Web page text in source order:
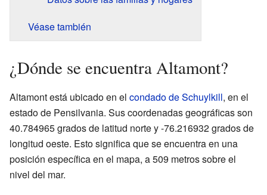
Véase también
¿Dónde se encuentra Altamont?
Altamont está ubicado en el condado de Schuylkill, en el
estado de Pensilvania. Sus coordenadas geográficas son
40.784965 grados de latitud norte y -76.216932 grados de
longitud oeste. Esto significa que se encuentra en una
posición específica en el mapa, a 509 metros sobre el
nivel del mar.